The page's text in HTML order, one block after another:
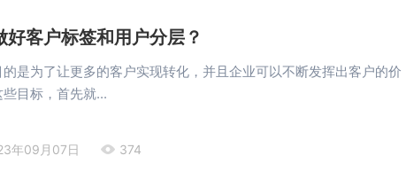
好客户标签和用户分层？
是为了让更多的客户实现转化，并且企业可以不断发挥出客户的价
目标，首先就...
年09月07日 374